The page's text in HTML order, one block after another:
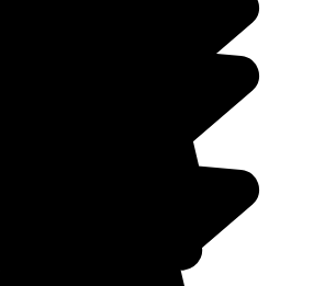
unserer erfahrenen Reisenden